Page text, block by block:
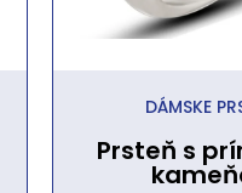
DÁMSKE
Prsteň s